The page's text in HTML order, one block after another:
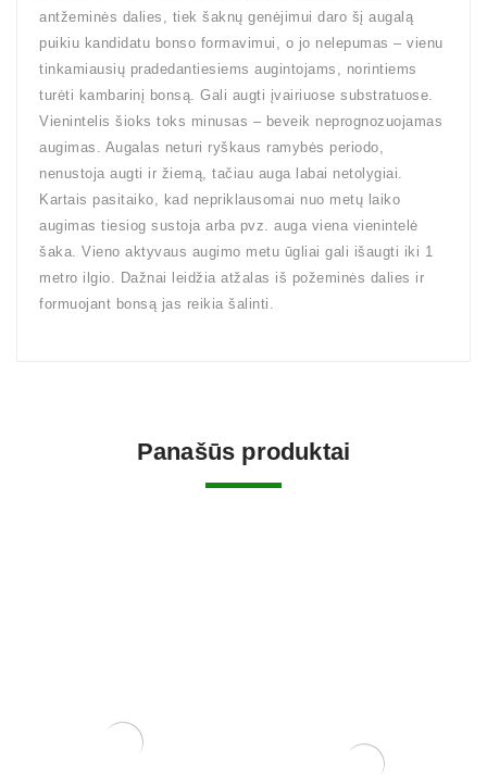
antžeminės dalies, tiek šaknų genėjimui daro šį augalą
puikiu kandidatu bonso formavimui, o jo nelepumas – vienu
tinkamiausių pradedantiesiems augintojams, norintiems
turėti kambarinį bonsą. Gali augti įvairiuose substratuose.
Vienintelis šioks toks minusas – beveik neprognozuojamas
augimas. Augalas neturi ryškaus ramybės periodo,
nenustoja augti ir žiemą, tačiau auga labai netolygiai.
Kartais pasitaiko, kad nepriklausomai nuo metų laiko
augimas tiesiog sustoja arba pvz. auga viena vienintelė
šaka. Vieno aktyvaus augimo metu ūgliai gali išaugti iki 1
metro ilgio. Dažnai leidžia atžalas iš požeminės dalies ir
formuojant bonsą jas reikia šalinti.
Panašūs produktai